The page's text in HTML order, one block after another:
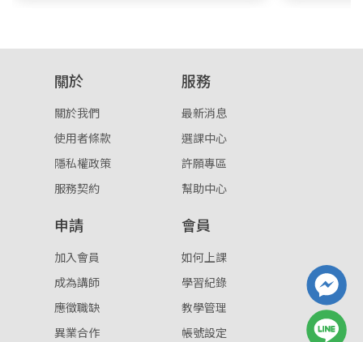
關於
關於我們
使用者條款
隱私權政策
服務契約
服務
最新消息
選課中心
許願專區
幫助中心
申請
加入會員
成為講師
應徵職缺
異業合作
會員
如何上課
學習紀錄
教學管理
帳號設定